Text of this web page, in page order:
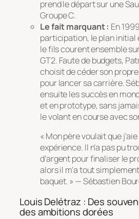
prend le départ sur une
Groupe C.
Le fait marquant : En
participation, le plan initial
le fils courent ensemble
GT2. Faute de budgets,
choisit de céder son
pour lancer sa carrière.
ensuite les succès en
et en prototype, sans
le volant en course avec
« Mon père voulait que
expérience. Il n’a pas pu
d’argent pour finaliser le
alors il m’a tout
baquet. » — Sébastien
Louis Delétraz : Des
des ambitions dorées